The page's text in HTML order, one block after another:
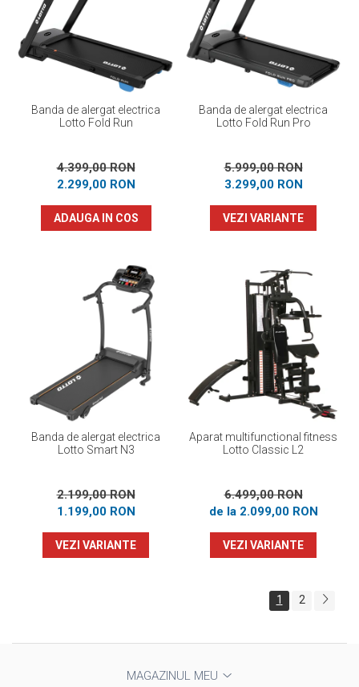
Banda de alergat electrica
Lotto Fold Run
4.399,00 RON
2.299,00 RON
ADAUGA IN COS
Banda de alergat electrica
Lotto Fold Run Pro
5.999,00 RON
3.299,00 RON
VEZI VARIANTE
Banda de alergat electrica
Lotto Smart N3
2.199,00 RON
1.199,00 RON
VEZI VARIANTE
Aparat multifunctional fitness
Lotto Classic L2
6.499,00 RON
de la 2.099,00 RON
VEZI VARIANTE
1 2
MAGAZINUL MEU